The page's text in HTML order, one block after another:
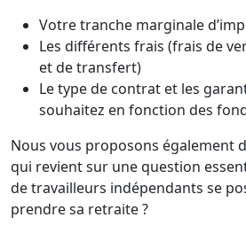
Votre tranche marginale
Les différents frais (frais de
et de transfert)
Le type de contrat et les
souhaitez en fonction des
Nous vous proposons également
qui revient sur une question
de travailleurs indépendants se
prendre sa retraite ?